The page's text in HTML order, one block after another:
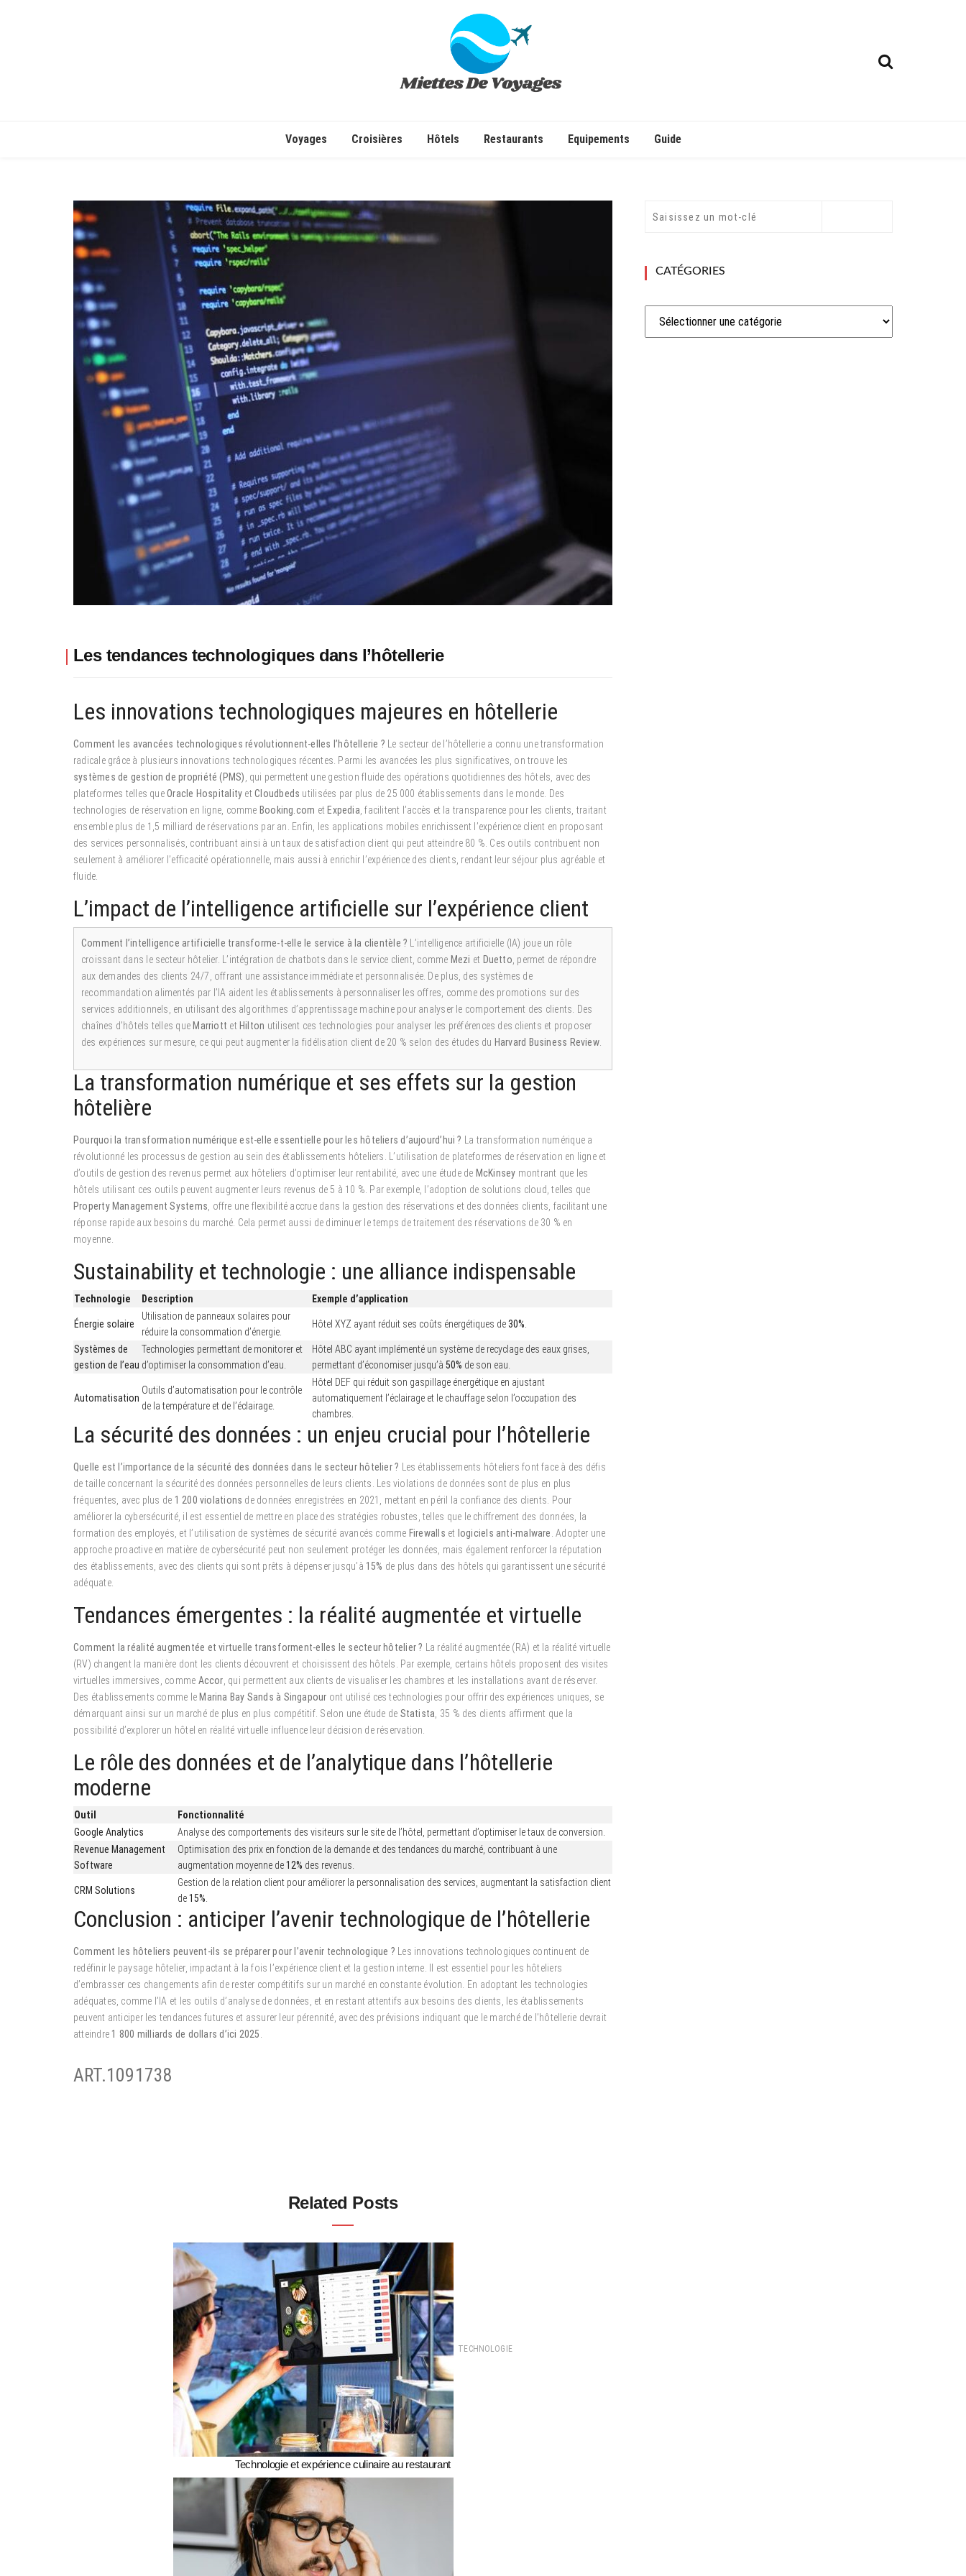
Voyages Croisières Hôtels Restaurants Equipements Guide
Les tendances technologiques dans l’hôtellerie
Les innovations technologiques majeures en hôtellerie
Comment les avancées technologiques révolutionnent-elles l’hôtellerie ? Le secteur de l’hôtellerie a connu une transformation
radicale grâce à plusieurs innovations technologiques récentes. Parmi les avancées les plus significatives, on trouve les
systèmes de gestion de propriété (PMS) , qui permettent une gestion fluide des opérations quotidiennes des hôtels, avec des
plateformes telles queOracle Hospitality etCloudbeds utilisées par plus de 25 000 établissements dans le monde. Des
technologies de réservation en ligne, comme Booking.com etExpedia , facilitent l’accès et la transparence pour les clients, traitant
ensemble plus de 1,5 milliard de réservations par an. Enfin, les applications mobiles enrichissent l’expérience client en proposant
des services personnalisés, contribuant ainsi à un taux de satisfaction client qui peut atteindre 80 %. Ces outils contribuent non
seulement à améliorer l’efficacité opérationnelle, mais aussi à enrichir l’expérience des clients, rendant leur séjour plus agréable et
fluide.
L’impact de l’intelligence artificielle sur l’expérience client
Comment l’intelligence artificielle transforme-t-elle le service à la clientèle ? L’intelligence artificielle (IA) joue un rôle
croissant dans le secteur hôtelier. L’intégration de chatbots dans le service client, comme Mezi et Duetto , permet de répondre
aux demandes des clients 24/7, offrant une assistance immédiate et personnalisée. De plus, des systèmes de
recommandation alimentés par l’IA aident les établissements à personnaliser les offres, comme des promotions sur des
services additionnels, en utilisant des algorithmes d’apprentissage machine pour analyser le comportement des clients. Des
chaînes d’hôtels telles queMarriott etHilton utilisent ces technologies pour analyser les préférences des clients et proposer
des expériences sur mesure, ce qui peut augmenter la fidélisation client de 20 % selon des études du Harvard Business Review.
La transformation numérique et ses effets sur la gestion
hôtelière
Pourquoi la transformation numérique est-elle essentielle pour les hôteliers d’aujourd’hui ? La transformation numérique a
révolutionné les processus de gestion au sein des établissements hôteliers. L’utilisation de plateformes de réservation en ligne et
d’outils de gestion des revenus permet aux hôteliers d’optimiser leur rentabilité, avec une étude de McKinsey montrant que les
hôtels utilisant ces outils peuvent augmenter leurs revenus de 5 à 10 %. Par exemple, l’adoption de solutions cloud, telles que
Property Management Systems , offre une flexibilité accrue dans la gestion des réservations et des données clients, facilitant une
réponse rapide aux besoins du marché. Cela permet aussi de diminuer le temps de traitement des réservations de 30 % en
moyenne.
Sustainability et technologie : une alliance indispensable
Technologie Description Exemple d’application
Énergie solaire
Utilisation de panneaux solaires pour
réduire la consommation d’énergie.
Hôtel XYZ ayant réduit ses coûts énergétiques de30%
Systèmes de
gestion de l’eau
Technologies permettant de monitorer et
d’optimiser la consommation d’eau.
Hôtel ABC ayant implémenté un système de recyclage des eaux grises,
permettant d’économiser jusqu’à 50% de son eau.
Automatisation
Outils d’automatisation pour le contrôle
de la température et de l’éclairage.
Hôtel DEF qui réduit son gaspillage énergétique en ajustant
automatiquement l’éclairage et le chauffage selon l’occupation des
chambres.
La sécurité des données : un enjeu crucial pour l’hôtellerie
Quelle est l’importance de la sécurité des données dans le secteur hôtelier ? Les établissements hôteliers font face à des défis
de taille concernant la sécurité des données personnelles de leurs clients. Les violations de données sont de plus en plus
fréquentes, avec plus de 1 200 violations de données enregistrées en 2021, mettant en péril la confiance des clients. Pour
améliorer la cybersécurité, il est essentiel de mettre en place des stratégies robustes, telles que le chiffrement des données, la
formation des employés, et l’utilisation de systèmes de sécurité avancés comme Firewalls et logiciels anti-malware . Adopter une
approche proactive en matière de cybersécurité peut non seulement protéger les données, mais également renforcer la réputation
des établissements, avec des clients qui sont prêts à dépenser jusqu’à 15% de plus dans des hôtels qui garantissent une sécurité
adéquate.
Tendances émergentes : la réalité augmentée et virtuelle
Comment la réalité augmentée et virtuelle transforment-elles le secteur hôtelier ? La réalité augmentée (RA) et la réalité virtuelle
(RV) changent la manière dont les clients découvrent et choisissent des hôtels. Par exemple, certains hôtels proposent des visites
virtuelles immersives, comme Accor , qui permettent aux clients de visualiser les chambres et les installations avant de réserver.
Des établissements comme leMarina Bay Sands à Singapour ont utilisé ces technologies pour offrir des expériences uniques, se
démarquant ainsi sur un marché de plus en plus compétitif. Selon une étude de Statista , 35 % des clients affirment que la
possibilité d’explorer un hôtel en réalité virtuelle influence leur décision de réservation.
Le rôle des données et de l’analytique dans l’hôtellerie
moderne
Outil
Fonctionnalité
Google Analytics
Analyse des comportements des visiteurs sur le site de l’hôtel, permettant d’optimiser le taux de conversion.
Revenue Management
Software
Optimisation des prix en fonction de la demande et des tendances du marché, contribuant à une
augmentation moyenne de12% des revenus.
CRM Solutions
Gestion de la relation client pour améliorer la personnalisation des services, augmentant la satisfaction client
de15%
Conclusion : anticiper l’avenir technologique de l’hôtellerie
Comment les hôteliers peuvent-ils se préparer pour l’avenir technologique ? Les innovations technologiques continuent de
redéfinir le paysage hôtelier, impactant à la fois l’expérience client et la gestion interne. Il est essentiel pour les hôteliers
d’embrasser ces changements afin de rester compétitifs sur un marché en constante évolution. En adoptant les technologies
adéquates, comme l’IA et les outils d’analyse de données, et en restant attentifs aux besoins des clients, les établissements
peuvent anticiper les tendances futures et assurer leur pérennité, avec des prévisions indiquant que le marché de l’hôtellerie devrait
atteindre 1 800 milliards de dollars d’ici 2025
ART.1091738
Related Posts
TECHNOLOGIE
Technologie et expérience culinaire au restaurant
CATÉGORIES